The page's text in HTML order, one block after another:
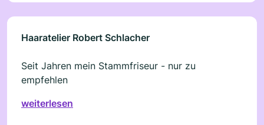
Haaratelier Robert Schlacher
Seit Jahren mein Stammfriseur - nur zu
empfehlen
weiterlesen